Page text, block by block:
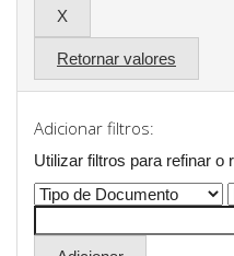
Retornar valores
Adicionar filtros:
Utilizar filtros para refinar o